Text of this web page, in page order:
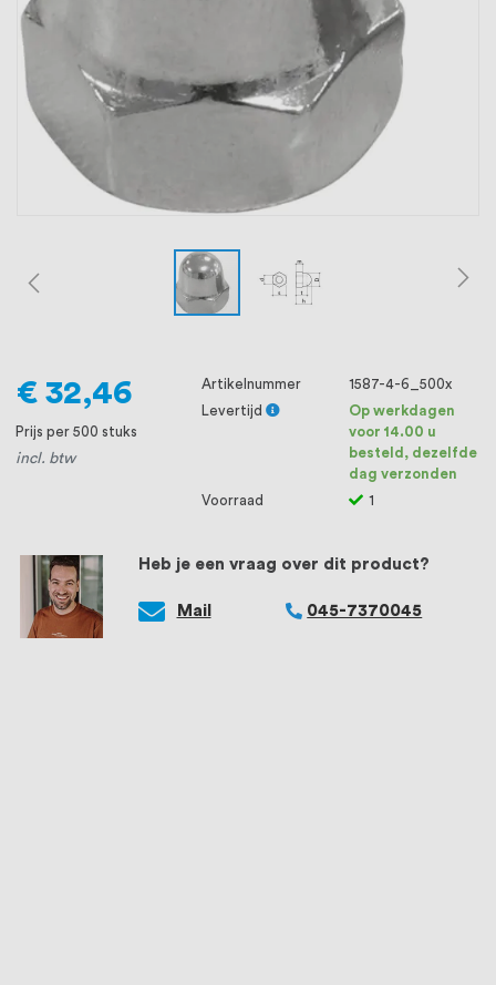
ons voorop, want we geloven dat een
goede relatie met onze klanten het
verschil maakt.
Heb je een vraag over dit product?
Mail 045-7370045
€ 32,46
Prijs per 500 stuks
incl. btw
Artikelnummer
1587-4-6_500x
Levertijd
Op werkdagen
voor 14.00 u
besteld, dezelfde
dag verzonden
Voorraad
1